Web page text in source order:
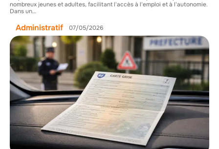
nombreux jeunes et adultes, facilitant l'accès à l'emploi et à l'autonomie.
Dans un…
Administratif 07/05/2026